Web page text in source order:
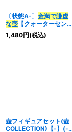
〔状態A-〕 金満で謙虚
な壺 【クォーターセンチ
ュリーシークレット】
{RC04-JP067}《魔
1,480円(税込)
壺フィギュアセット(壺
COLLECTION)【-】{-}